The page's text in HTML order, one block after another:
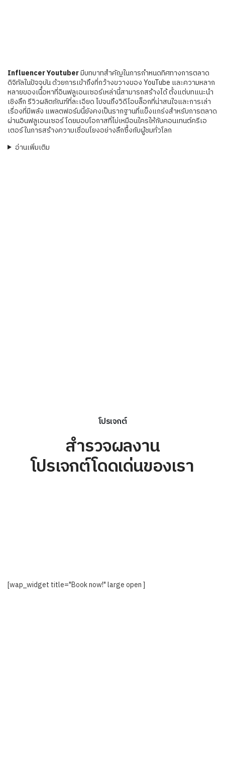
Influencer Youtuberมีบทบาทสำคัญในการกำหนดทิศทางการตลาด
ดิจิทัลในปัจจุบัน ด้วยการเข้าถึงที่กว้างขวางของ YouTube และความหลาก
หลายของเนื้อหาที่อินฟลูเอนเซอร์เหล่านี้สามารถสร้างได้ ตั้งแต่บทแนะนำ
เชิงลึก รีวิวผลิตภัณฑ์ที่ละเอียด ไปจนถึงวิดีโอบล็อกที่น่าสนใจและการเล่า
เรื่องที่มีพลัง แพลตฟอร์มนี้ยังคงเป็นรากฐานที่แข็งแกร่งสำหรับการตลาด
ผ่านอินฟลูเอนเซอร์ โดยมอบโอกาสที่ไม่เหมือนใครให้กับคอนเทนต์ครีเอ
เตอร์ในการสร้างความเชื่อมโยงอย่างลึกซึ้งกับผู้ชมทั่วโลก
อ่านเพิ่มเติม
โปรเจกต์
สำรวจผลงาน
โปรเจกต์โดดเด่นของเรา
[wap_widget title="Book now!" large open ]